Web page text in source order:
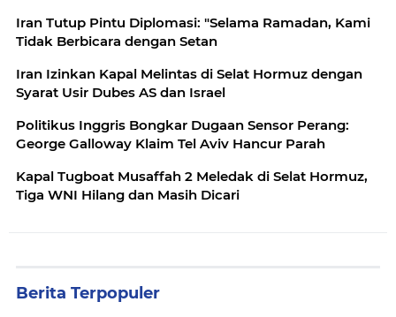
Iran Tutup Pintu Diplomasi: "Selama Ramadan, Kami
Tidak Berbicara dengan Setan
Iran Izinkan Kapal Melintas di Selat Hormuz dengan
Syarat Usir Dubes AS dan Israel
Politikus Inggris Bongkar Dugaan Sensor Perang:
George Galloway Klaim Tel Aviv Hancur Parah
Kapal Tugboat Musaffah 2 Meledak di Selat Hormuz,
Tiga WNI Hilang dan Masih Dicari
Berita Terpopuler